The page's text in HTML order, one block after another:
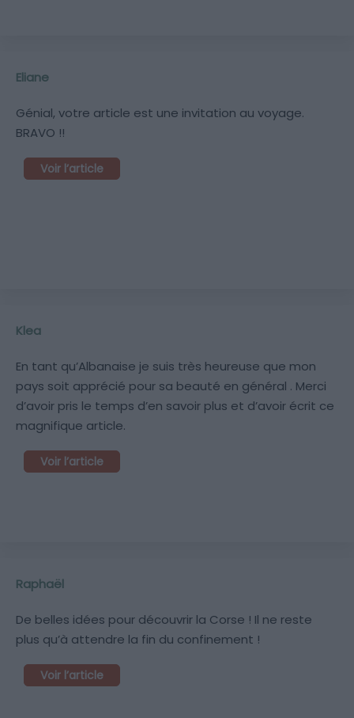
Eliane
Génial, votre article est une invitation au voyage.
BRAVO !!
Voir l’article
Klea
En tant qu’Albanaise je suis très heureuse que mon
pays soit apprécié pour sa beauté en général . Merci
d’avoir pris le temps d’en savoir plus et d’avoir écrit ce
magnifique article.
Voir l’article
Raphaël
De belles idées pour découvrir la Corse ! Il ne reste
plus qu’à attendre la fin du confinement !
Voir l’article